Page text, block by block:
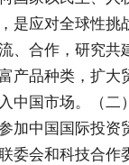
是应对全球性
合作，研究共
产品种类，扩
中国市场。（
加中国国际投
委会和科技合